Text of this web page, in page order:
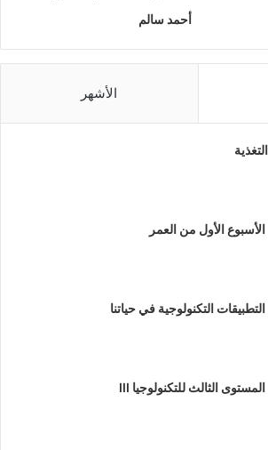
أحمد سالم
الأشهر
التغذية
الأسبوع الأول من العمر
التطبيقات التكنولوجية في حياتنا
المستوى الثالث للتكنولوجيا III